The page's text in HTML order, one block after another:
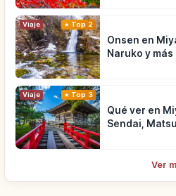
Viaje Top 2
Onsen en
Naruko y más
Viaje Top 3
Qué ver en
Sendai,
Ver